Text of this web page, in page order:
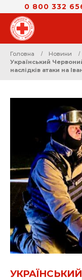
0 800 332
Головна
Новини
Український
наслідків атаки на